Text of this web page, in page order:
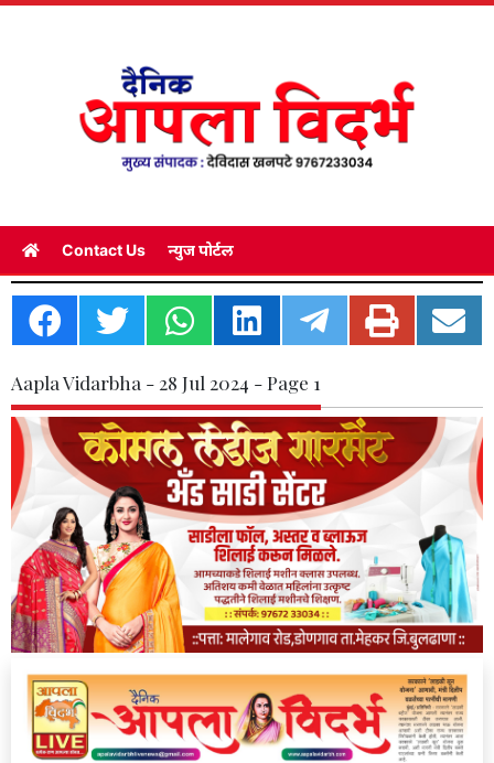
Contact Us न्युज पोर्टल
Aapla Vidarbha - 28 Jul 2024 - Page 1